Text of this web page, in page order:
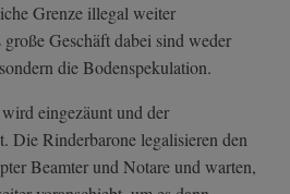
Grenze illegal weiter
Geschäft dabei sind weder
die Bodenspekulation.
eingezäunt und der
Die Rinderbarone legalisieren den
Beamter und Notare und warten,